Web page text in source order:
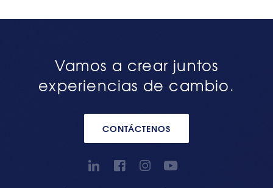
Vamos a crear juntos
experiencias de cambio.
CONTÁCTENOS